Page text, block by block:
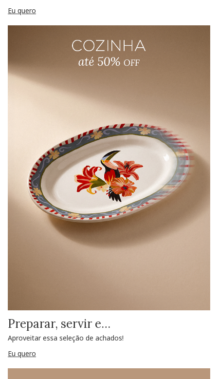
Eu quero
Preparar, servir e…
Aproveitar essa seleção de achados!
Eu quero